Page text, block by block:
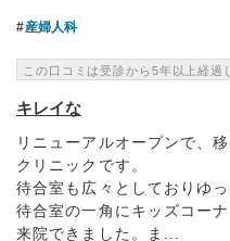
産婦人科
この口コミは受診から5年以上経過
キレイな
リニューアルオープンで、
クリニックです。
待合室も広々としておりゆ
待合室の一角にキッズコー
来院できました。ま...